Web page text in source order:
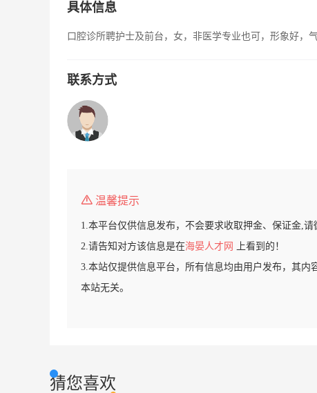
具体信息
口腔诊所聘护士及前台，女，非医学专业也可，形象好，
联系方式
温馨提示
1.本平台仅供信息发布，不会要求收取押金、保证金,请
2.请告知对方该信息是在海晏人才网
上看到的！
3.本站仅提供信息平台，所有信息均由用户发布，其内
本站无关。
猜您喜欢